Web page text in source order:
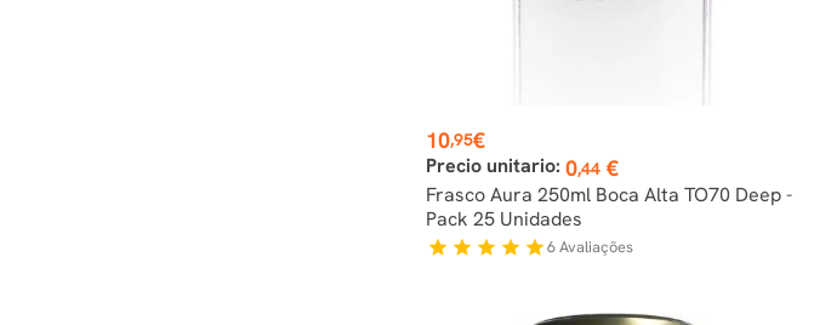
Preço
10,95€
Precio unitario: 0,44 €
Frasco Aura 250ml Boca Alta TO70 Deep -
Pack 25 Unidades
star star star star star6Avaliações